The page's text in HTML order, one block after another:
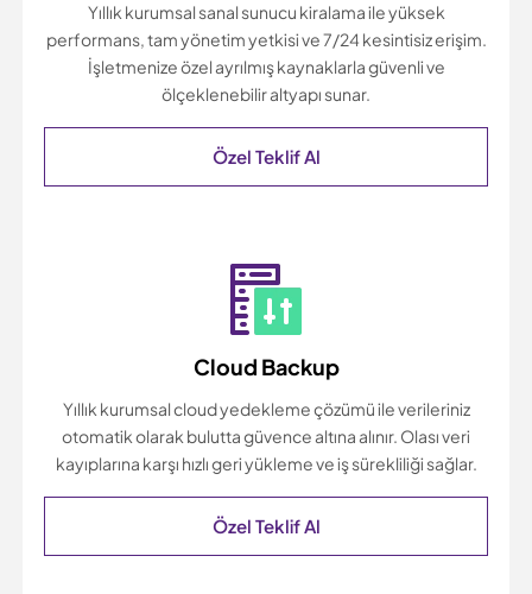
Yıllık kurumsal sanal sunucu kiralama ile yüksek
performans, tam yönetim yetkisi ve 7/24 kesintisiz erişim.
İşletmenize özel ayrılmış kaynaklarla güvenli ve
ölçeklenebilir altyapı sunar.
Özel Teklif Al
Cloud Backup
Yıllık kurumsal cloud yedekleme çözümü ile verileriniz
otomatik olarak bulutta güvence altına alınır. Olası veri
kayıplarına karşı hızlı geri yükleme ve iş sürekliliği sağlar.
Özel Teklif Al